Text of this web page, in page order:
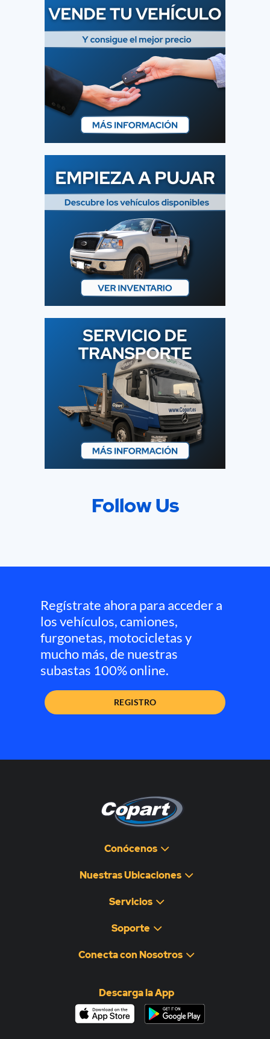
Follow Us
Regístrate ahora para acceder a
los vehículos, camiones,
furgonetas, motocicletas y
mucho más, de nuestras
subastas 100% online.
REGISTRO
Conócenos
Nuestras Ubicaciones
Servicios
Soporte
Conecta con Nosotros
Descarga la App